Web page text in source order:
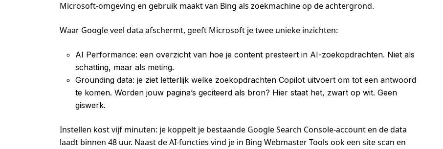
Microsoft-omgeving en gebruik maakt van Bing als zoekmachine op de achtergrond.
Waar Google veel data afschermt, geeft Microsoft je twee unieke inzichten:
AI Performance: een overzicht van hoe je content presteert in AI-zoekopdrachten. Niet als
schatting, maar als meting.
Grounding data: je ziet letterlijk welke zoekopdrachten Copilot uitvoert om tot een antwoord
te komen. Worden jouw pagina’s geciteerd als bron? Hier staat het, zwart op wit. Geen
giswerk.
Instellen kost vijf minuten: je koppelt je bestaande Google Search Console-account en de data
laadt binnen 48 uur. Naast de AI-functies vind je in Bing Webmaster Tools ook een site scan en